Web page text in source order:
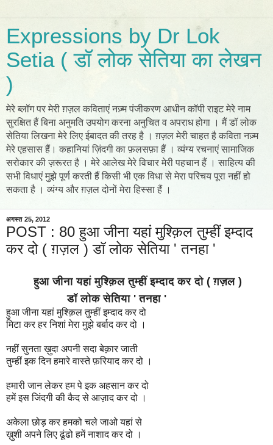
Expressions by Dr Lok
Setia ( डॉ लोक सेतिया का लेखन
)
मेरे ब्लॉग पर मेरी ग़ज़ल कविताएं नज़्म पंजीकरण आधीन कॉपी राइट मेरे नाम
सुरक्षित हैं बिना अनुमति उपयोग करना अनुचित व अपराध होगा । मैं डॉ लोक
सेतिया लिखना मेरे लिए ईबादत की तरह है । ग़ज़ल मेरी चाहत है कविता नज़्म
मेरे एहसास हैं। कहानियां ज़िंदगी का फ़लसफ़ा हैं । व्यंग्य रचनाएं सामाजिक
सरोकार की ज़रूरत है । मेरे आलेख मेरे विचार मेरी पहचान हैं । साहित्य की
सभी विधाएं मुझे पूर्ण करती हैं किसी भी एक विधा से मेरा परिचय पूरा नहीं हो
सकता है । व्यंग्य और ग़ज़ल दोनों मेरा हिस्सा हैं ।
अगस्त 25, 2012
POST : 80 हुआ जीना यहां मुश्क़िल तुम्हीं इम्दाद
कर दो ( ग़ज़ल ) डॉ लोक सेतिया ' तनहा '
हुआ जीना यहां मुश्क़िल तुम्हीं इम्दाद कर दो ( ग़ज़ल )
डॉ लोक सेतिया ' तनहा '
हुआ जीना यहां मुश्क़िल तुम्हीं इम्दाद कर दो
मिटा कर हर निशां मेरा मुझे बर्बाद कर दो ।
नहीं सुनता ख़ुदा अपनी सदा बेक़ार जाती
तुम्हीं इक दिन हमारे वास्ते फ़रियाद कर दो ।
हमारी जान लेकर हम पे इक अहसान कर दो
हमें इस जिंदगी की कैद से आज़ाद कर दो ।
अकेला छोड़ कर हमको चले जाओ यहां से
ख़ुशी अपने लिए ढूंढो हमें नाशाद कर दो ।